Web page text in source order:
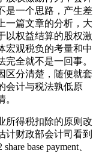
是一个思路，产生差
一篇文章的分析，大
以权益结算的股权激
宏观税负的考量和中
全就不是一回事。
区分清楚，随便就套
会计与税法孰低原
得税扣除的原则改
计财政部会计司看到
base payment、